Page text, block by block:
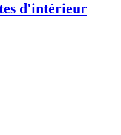
d'intérieur